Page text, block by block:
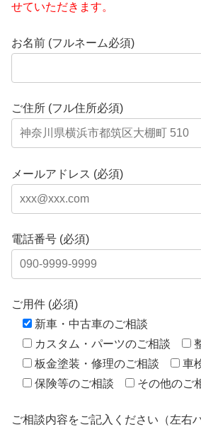
せていただきます。
お名前 (フルネーム必須)
ご住所 (フル住所必須)
メールアドレス (必須)
電話番号 (必須)
ご用件 (必須)
新車・中古車のご相談
カスタム・パーツのご相談
板金塗装・修理のご相談
車
保険等のご相談
その他のご
ご相談内容をご記入ください（左右